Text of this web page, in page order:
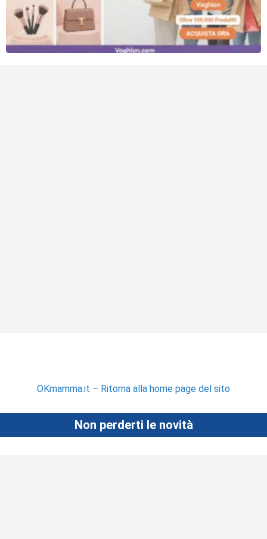
OKmamma.it – Ritorna alla home page del sito
Non perderti le novità